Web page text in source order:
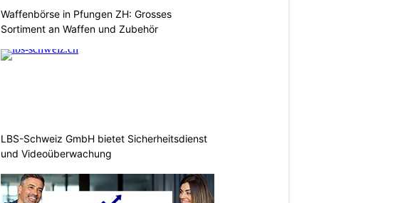
Waffenbörse in Pfungen ZH: Grosses
Sortiment an Waffen und Zubehör
LBS-Schweiz GmbH bietet Sicherheitsdienst
und Videoüberwachung